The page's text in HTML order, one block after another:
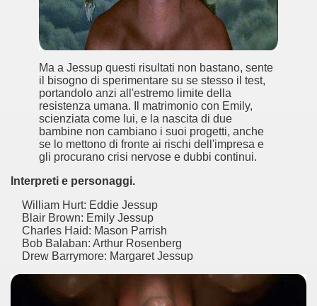
Ma a Jessup questi risultati non bastano, sente
il bisogno di sperimentare su se stesso il test,
portandolo anzi all'estremo limite della
resistenza umana. Il matrimonio con Emily,
scienziata come lui, e la nascita di due
bambine non cambiano i suoi progetti, anche
se lo mettono di fronte ai rischi dell'impresa e
gli procurano crisi nervose e dubbi continui.
Interpreti e personaggi.
William Hurt: Eddie Jessup
Blair Brown: Emily Jessup
Charles Haid: Mason Parrish
Bob Balaban: Arthur Rosenberg
Drew Barrymore: Margaret Jessup
troppo parziale.
nella storia del cinema